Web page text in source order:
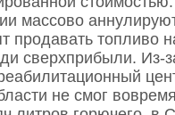
массово
продавать топливо
сверхприбыли.
не смог